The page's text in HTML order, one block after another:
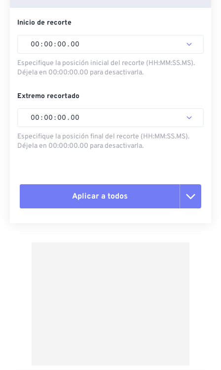
Inicio de recorte
00 : 00 : 00 . 00
Especifique la posición inicial del recorte (HH:MM:SS.MS).
Déjela en 00:00:00.00 para desactivarla.
Extremo recortado
00 : 00 : 00 . 00
Especifique la posición final del recorte (HH:MM:SS.MS).
Déjela en 00:00:00.00 para desactivarla.
Aplicar a todos